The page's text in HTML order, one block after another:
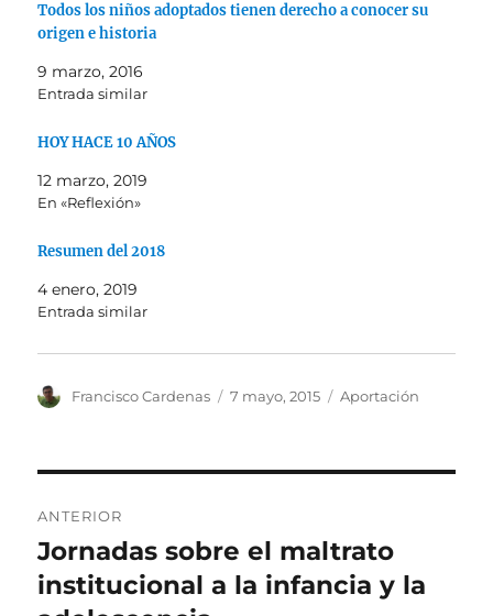
Todos los niños adoptados tienen derecho a conocer su
origen e historia
9 marzo, 2016
Entrada similar
HOY HACE 10 AÑOS
12 marzo, 2019
En «Reflexión»
Resumen del 2018
4 enero, 2019
Entrada similar
Autor
Francisco Cardenas
Publicado
7 mayo, 2015 Categorías
Aportación
de
entradas
ANTERIOR
Entrada
anterior:
Jornadas sobre el maltrato
institucional a la infancia y la